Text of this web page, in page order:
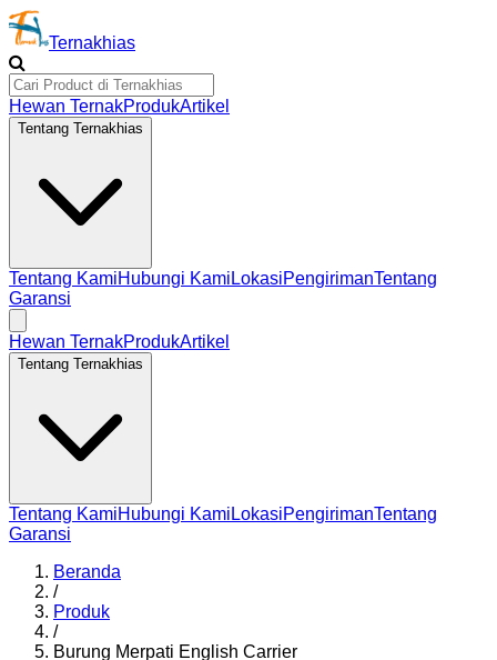
Ternakhias
Hewan TernakProdukArtikel
Tentang Ternakhias
Tentang KamiHubungi Kami LokasiPengirimanTentang
Garansi
Hewan TernakProdukArtikel
Tentang Ternakhias
Tentang KamiHubungi Kami LokasiPengirimanTentang
Garansi
Beranda
/
Produk
/
Burung Merpati English Carrier